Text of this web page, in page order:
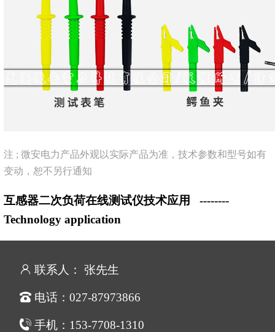
注 ; 微安电力产品外观以实际产品为准，技术参数和型号如有
变动，恕不另行通知
互感器二次负荷在线测试仪技术应用
--------
Technology application
联系人： 张先生
电话：027-87973866
手机：153-7708-1310